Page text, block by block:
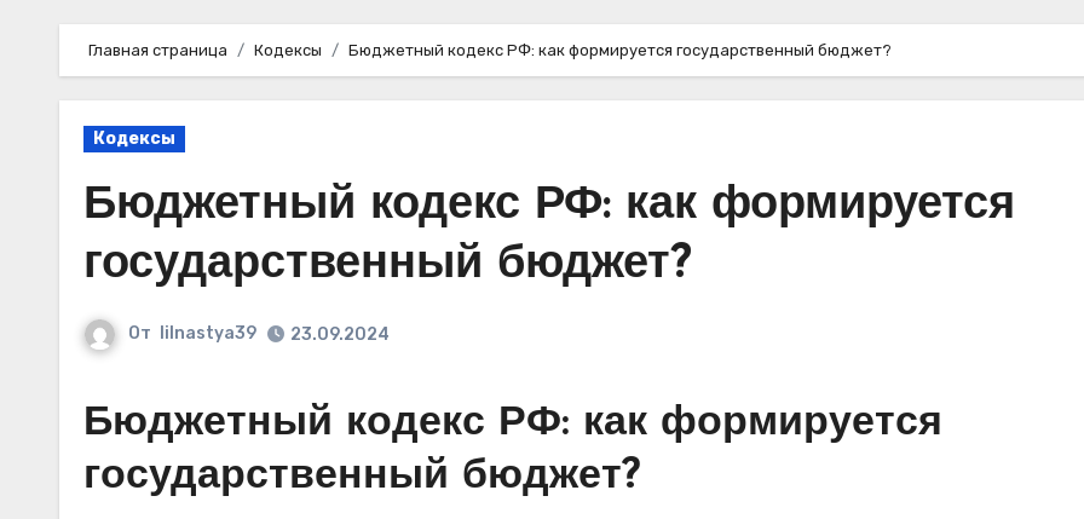
Главная страница Кодексы Бюджетный кодекс РФ: как формируется государственный бюджет?
Кодексы
Бюджетный кодекс РФ: как формируется
государственный бюджет?
От lilnastya39 23.09.2024
Бюджетный кодекс РФ: как формируется
государственный бюджет?